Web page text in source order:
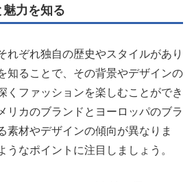
力を知る
れぞれ独自の歴史やスタイルがあり
知ることで、その背景やデザインの
くファッションを楽しむことができ
リカのブランドとヨーロッパのブラ
素材やデザインの傾向が異なりま
うなポイントに注目しましょう。